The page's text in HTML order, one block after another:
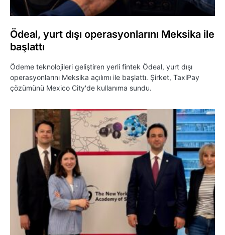
Ödeal, yurt dışı operasyonlarını Meksika ile
başlattı
Ödeme teknolojileri geliştiren yerli fintek Ödeal, yurt dışı
operasyonlarını Meksika açılımı ile başlattı. Şirket, TaxiPay
çözümünü Mexico City'de kullanıma sundu.